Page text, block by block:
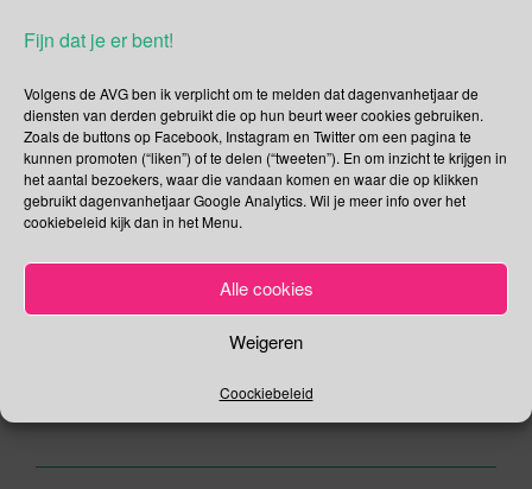
Fijn dat je er bent!
Volgens de AVG ben ik verplicht om te melden dat dagenvanhetjaar de
diensten van derden gebruikt die op hun beurt weer cookies gebruiken.
Zoals de buttons op Facebook, Instagram en Twitter om een pagina te
kunnen promoten (“liken”) of te delen (“tweeten”). En om inzicht te krijgen in
het aantal bezoekers, waar die vandaan komen en waar die op klikken
gebruikt dagenvanhetjaar Google Analytics. Wil je meer info over het
cookiebeleid kijk dan in het Menu.
Alle cookies
Weigeren
Coockiebeleid
Candlelight Memorial
19/05/2019 Gina Makken Mei
Wereldhuisartsendag In 2010 heeft de internationale
huisartsenorganisatie WONCA 19 mei uitgeroepen tot World
Family Doctor Day. Eén keer per jaar een dag waarop je stil
gemiddeld gezien de Nederlandse huisarts op ongeveer één